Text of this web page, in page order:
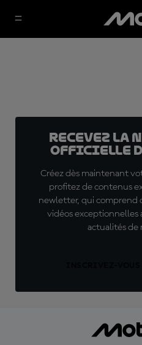
Recevez la
officielle de
Créez dès maintenant
profitez de contenus
newletter, qui comprend
vidéos exceptionnelles
actualités de